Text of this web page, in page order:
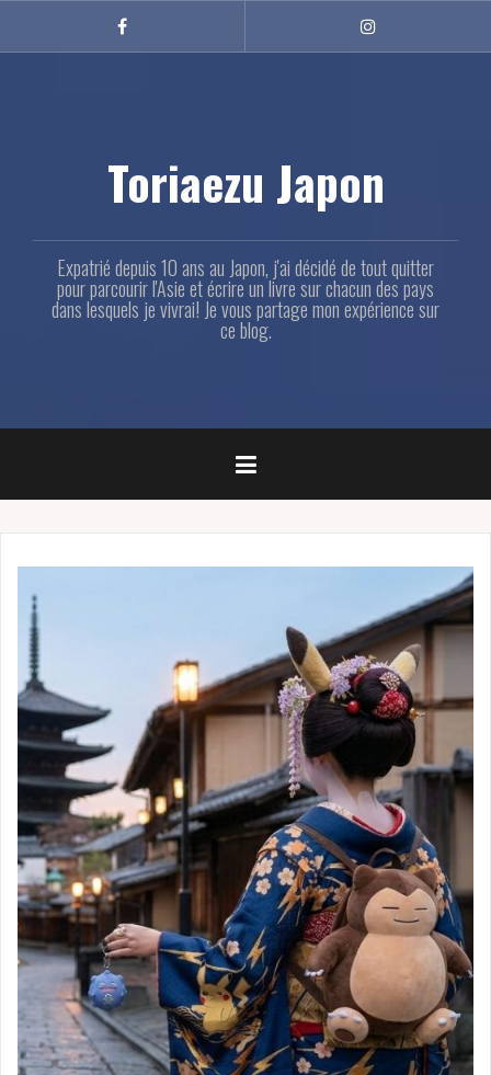
Facebook
Toriaezu Japon
Expatrié depuis 10 ans au Japon, j'ai décidé de tout quitter
pour parcourir l'Asie et écrire un livre sur chacun des pays
dans lesquels je vivrai! Je vous partage mon expérience sur
ce blog.